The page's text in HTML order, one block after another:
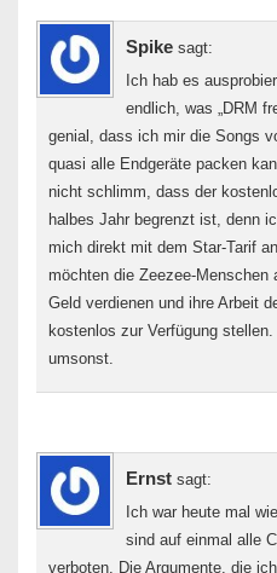
Spike sagt:
Ich hab es
endlich, was „DRM
genial, dass ich mir die Songs
quasi alle Endgeräte packen
nicht schlimm, dass der
halbes Jahr begrenzt ist, denn
mich direkt mit dem Star-Tarif
möchten die Zeezee-Menschen
Geld verdienen und ihre Arbeit
kostenlos zur Verfügung
umsonst.
Ernst sagt:
Ich war heute mal
sind auf einmal alle
verboten. Die Argumente, die